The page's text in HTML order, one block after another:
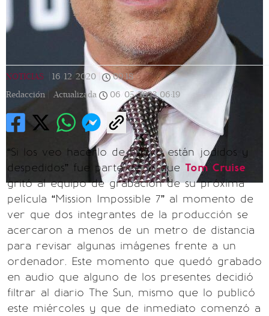
NOTICIAS 16/12/2020 09:18 |
Redacción |
Actualizada 06/05/2023 06:19
“Si los veo hacerlo de nuevo están jodidos y
despedidos” fue parte de lo que Tom Cruise
gritó al equipo de grabación de su próxima
película “Mission Impossible 7” al momento de
ver que dos integrantes de la producción se
acercaron a menos de un metro de distancia
para revisar algunas imágenes frente a un
ordenador. Este momento que quedó grabado
en audio que alguno de los presentes decidió
filtrar al diario The Sun, mismo que lo publicó
este miércoles y que de inmediato comenzó a